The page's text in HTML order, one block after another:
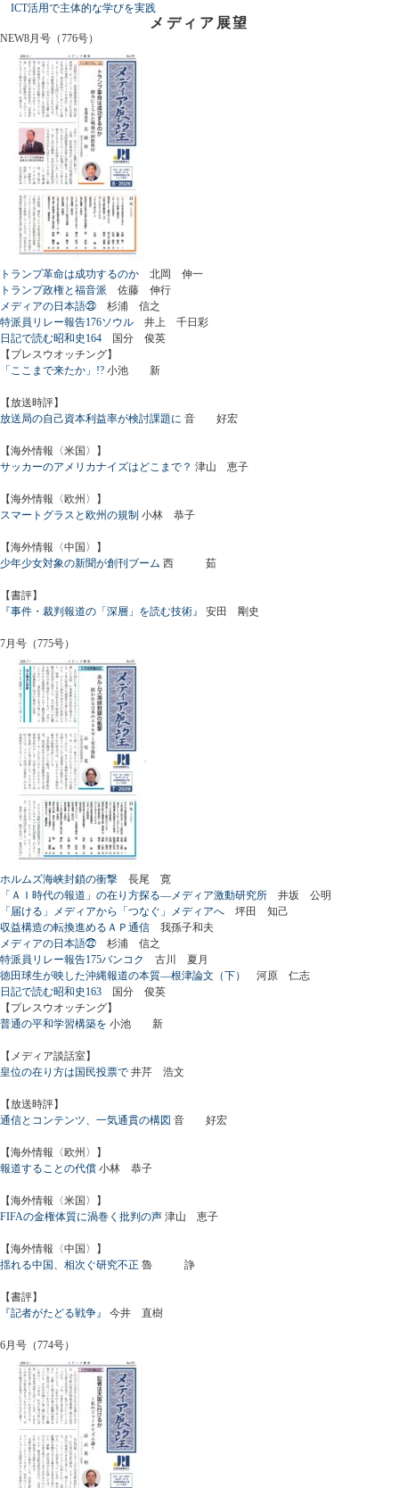
ICT活用で主体的な学びを実践
メディア展望
NEW8月号（776号）
トランプ革命は成功するのか 北岡 伸一
トランプ政権と福音派 佐藤 伸行
メディアの日本語㉓ 杉浦 信之
特派員リレー報告176ソウル 井上 千日彩
日記で読む昭和史164 国分 俊英
【プレスウオッチング】
「ここまで来たか」!? 小池 新
【放送時評】
放送局の自己資本利益率が検討課題に 音 好宏
【海外情報〈米国〉】
サッカーのアメリカナイズはどこまで？ 津山 恵子
【海外情報〈欧州〉】
スマートグラスと欧州の規制 小林 恭子
【海外情報〈中国〉】
少年少女対象の新聞が創刊ブーム 西 茹
【書評】
『事件・裁判報道の「深層」を読む技術』
安田 剛史
7月号（775号）
ホルムズ海峡封鎖の衝撃 長尾 寛
「ＡＩ時代の報道」の在り方探る―メディア激動研究所 井坂 公明
「届ける」メディアから「つなぐ」メディアへ 坪田 知己
収益構造の転換進めるＡＰ通信 我孫子和夫
メディアの日本語㉒ 杉浦 信之
特派員リレー報告175バンコク
古川 夏月
徳田球生が映した沖縄報道の本質―根津論文（下）
河原 仁志
日記で読む昭和史163 国分 俊英
【プレスウオッチング】
普通の平和学習構築を 小池 新
【メディア談話室】
皇位の在り方は国民投票で 井芹 浩文
【放送時評】
通信とコンテンツ、一気通貫の構図 音 好宏
【海外情報〈欧州〉】
報道することの代償 小林 恭子
【海外情報〈米国〉】
FIFAの金権体質に渦巻く批判の声 津山 恵子
【海外情報〈中国〉】
揺れる中国、相次ぐ研究不正 魯 諍
【書評】
『記者がたどる戦争』
今井 直樹
6月号（774号）